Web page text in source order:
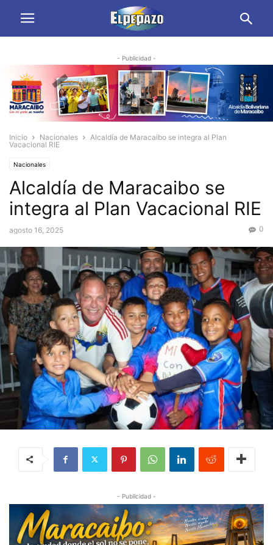
- Publicidad -
Inicio Nacionales
Alcaldía de Maracaibo se integra al Plan
Vacacional RIE
Nacionales
Alcaldía de Maracaibo se
integra al Plan Vacacional RIE
agosto 16, 2025 0
- Publicidad -